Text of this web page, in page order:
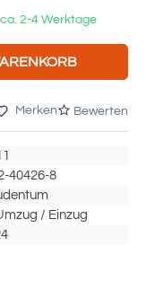
2-4 Werktage
Merken Bewerten
40426-8
/ Einzug